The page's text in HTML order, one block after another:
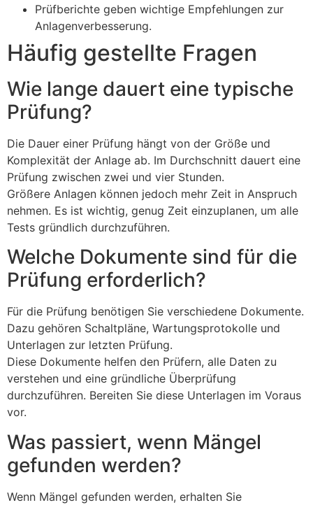
Prüfberichte geben wichtige Empfehlungen zur
Anlagenverbesserung.
Häufig gestellte Fragen
Wie lange dauert eine typische
Prüfung?
Die Dauer einer Prüfung hängt von der Größe und
Komplexität der Anlage ab. Im Durchschnitt dauert eine
Prüfung zwischen zwei und vier Stunden.
Größere Anlagen können jedoch mehr Zeit in Anspruch
nehmen. Es ist wichtig, genug Zeit einzuplanen, um alle
Tests gründlich durchzuführen.
Welche Dokumente sind für die
Prüfung erforderlich?
Für die Prüfung benötigen Sie verschiedene Dokumente.
Dazu gehören Schaltpläne, Wartungsprotokolle und
Unterlagen zur letzten Prüfung.
Diese Dokumente helfen den Prüfern, alle Daten zu
verstehen und eine gründliche Überprüfung
durchzuführen. Bereiten Sie diese Unterlagen im Voraus
vor.
Was passiert, wenn Mängel
gefunden werden?
Wenn Mängel gefunden werden, erhalten Sie